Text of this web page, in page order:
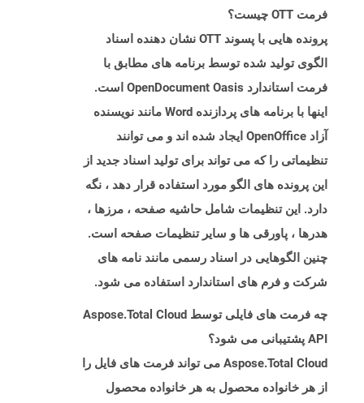
فرمت OTT چیست؟
پرونده هایی با پسوند OTT نشان دهنده اسناد
الگوی تولید شده توسط برنامه های مطابق با
فرمت استاندارد OpenDocument Oasis است.
اینها با برنامه های پردازنده Word مانند نویسنده
آزاد OpenOffice ایجاد شده اند و می توانند
تنظیماتی را که می تواند برای تولید اسناد جدید از
این پرونده های الگو مورد استفاده قرار دهد ، نگه
دارد. این تنظیمات شامل حاشیه صفحه ، مرزها ،
هدرها ، پاورقی ها و سایر تنظیمات صفحه است.
چنین الگوهایی در اسناد رسمی مانند نامه های
شرکت و فرم های استاندارد استفاده می شود.
چه فرمت های فایلی توسط Aspose.Total Cloud
API پشتیبانی می شود؟
Aspose.Total Cloud می تواند فرمت های فایل را
از هر خانواده محصول به هر خانواده محصول